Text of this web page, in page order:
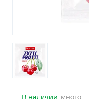
В наличии: много